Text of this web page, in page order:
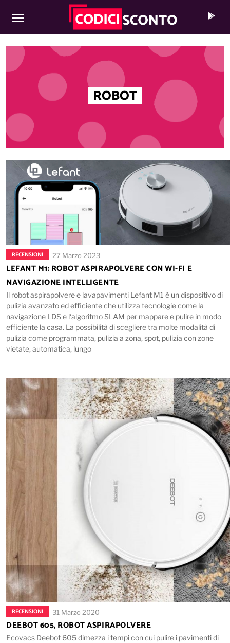
MAIN NAVIGATION
Skip to content
ROBOT
RECENSIONI 27 Marzo 2023
LEFANT M1: ROBOT ASPIRAPOLVERE CON WI-FI E
NAVIGAZIONE INTELLIGENTE
Il robot aspirapolvere e lavapavimenti Lefant M1 è un dispositivo di
pulizia avanzato ed efficiente che utilizza tecnologie come la
navigazione LDS e l‘algoritmo SLAM per mappare e pulire in modo
efficiente la casa. La possibilità di scegliere tra molte modalità di
pulizia come programmata, pulizia a zona, spot, pulizia con zone
vietate, automatica, lungo
RECENSIONI 31 Marzo 2020
DEEBOT 605, ROBOT ASPIRAPOLVERE
Ecovacs Deebot 605 dimezza i tempi con cui pulire i pavimenti di